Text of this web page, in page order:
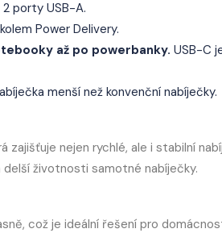
porty USB-A.
Power Delivery.
až po powerbanky. USB-C
menší než konvenční nabíječky.
zajišťuje nejen rychlé, ale i stabilní
životnosti samotné nabíječky.
což je ideální řešení pro